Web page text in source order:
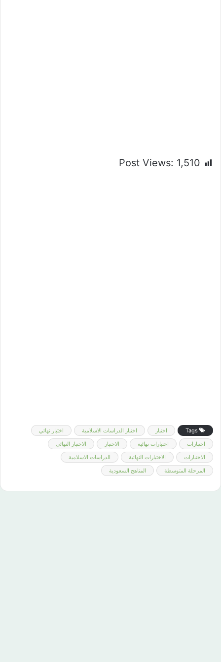
Post Views: 1,510
اختبار اختبار الدراسات الاسلامية
اختبار نهائي
اختبارات
اختبارات نهائية الاختبار
الاختبار النهائي
الاختبارات
الاختبارات النهائية
الدراسات الاسلامية
المرحلة المتوسطة
المناهج السعودية